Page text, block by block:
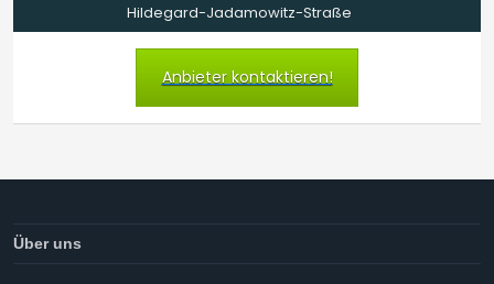
Hildegard-Jadamowitz-Straße
Anbieter kontaktieren!
Über uns